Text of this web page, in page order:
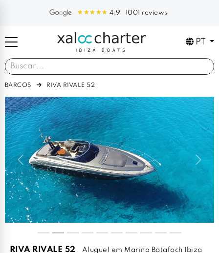
4,9 1001 reviews
PT
BARCOS RIVA RIVALE 52
Previous Next
RIVA RIVALE 52 Aluguel em Marina Botafoch Ibiza